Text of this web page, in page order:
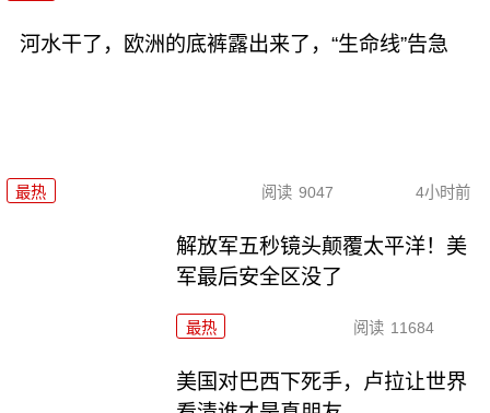
河水干了，欧洲的底裤露出来了，“生命线”告急
最热 阅读 9047 4小时前
解放军五秒镜头颠覆太平洋！美
军最后安全区没了
最热 阅读 11684
美国对巴西下死手，卢拉让世界